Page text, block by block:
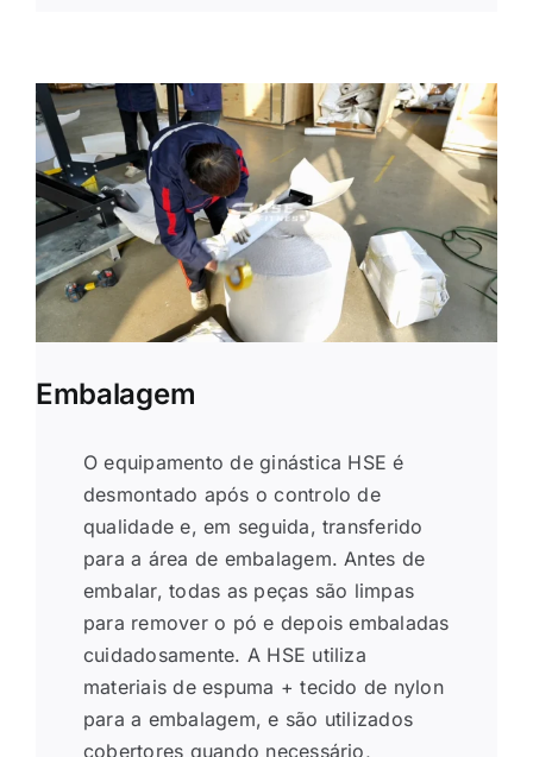
Embalagem
O equipamento de ginástica HSE é
desmontado após o controlo de
qualidade e, em seguida, transferido
para a área de embalagem. Antes de
embalar, todas as peças são limpas
para remover o pó e depois embaladas
cuidadosamente. A HSE utiliza
materiais de espuma + tecido de nylon
para a embalagem, e são utilizados
cobertores quando necessário,